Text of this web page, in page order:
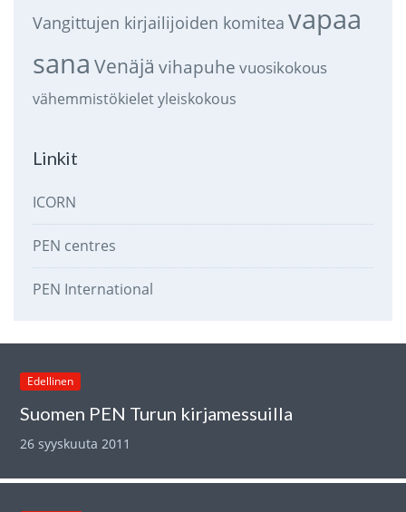
Vangittujen kirjailijoiden komitea vapaa
sana Venäjä vihapuhe vuosikokous
vähemmistökieletyleiskokous
Linkit
ICORN
PEN centres
PEN International
Edellinen
Suomen PEN Turun kirjamessuilla
26 syyskuuta 2011